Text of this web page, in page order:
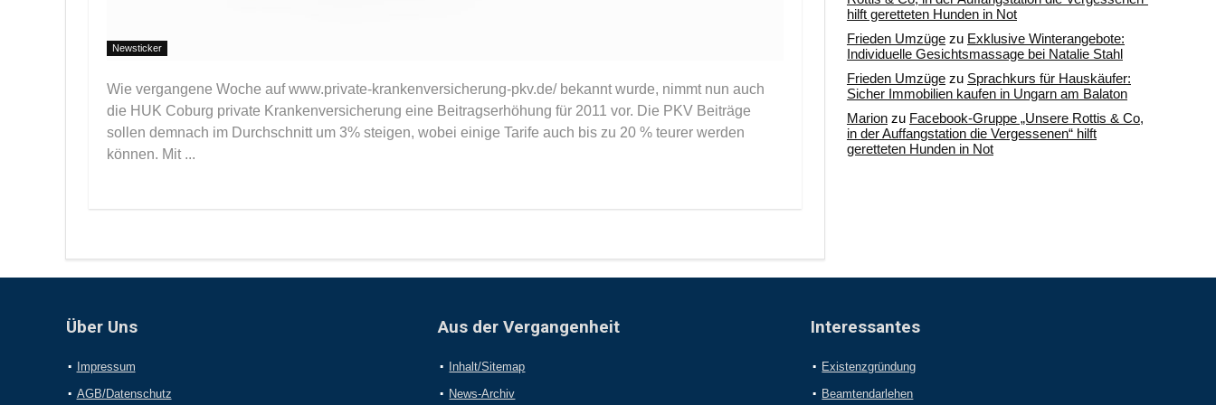
Newsticker
Wie vergangene Woche auf www.private-krankenversicherung-pkv.de/ bekannt wurde, nimmt nun auch
die HUK Coburg private Krankenversicherung eine Beitragserhöhung für 2011 vor. Die PKV Beiträge
sollen demnach im Durchschnitt um 3% steigen, wobei einige Tarife auch bis zu 20 % teurer werden
können. Mit ...
hilft geretteten Hunden in Not
Frieden Umzüge zu Exklusive Winterangebote:
Individuelle Gesichtsmassage bei Natalie Stahl
Frieden Umzüge zu Sprachkurs für Hauskäufer:
Sicher Immobilien kaufen in Ungarn am Balaton
Marion zu Facebook-Gruppe „Unsere Rottis & Co,
in der Auffangstation die Vergessenen“ hilft
geretteten Hunden in Not
Über Uns
Impressum
AGB/Datenschutz
Aus der Vergangenheit
Inhalt/Sitemap
News-Archiv
Interessantes
Existenzgründung
Beamtendarlehen